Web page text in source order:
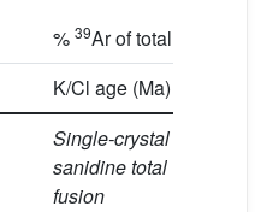
% 39Ar of total
K/Cl age (Ma)
Single-crystal
sanidine total
fusion